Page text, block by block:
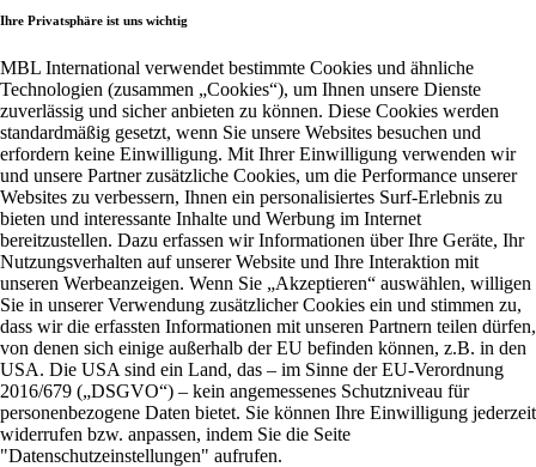
Ihre Privatsphäre ist uns wichtig
MBL International verwendet bestimmte Cookies und ähnliche
Technologien (zusammen „Cookies“), um Ihnen unsere Dienste
zuverlässig und sicher anbieten zu können. Diese Cookies werden
standardmäßig gesetzt, wenn Sie unsere Websites besuchen und
erfordern keine Einwilligung. Mit Ihrer Einwilligung verwenden wir
und unsere Partner zusätzliche Cookies, um die Performance unserer
Websites zu verbessern, Ihnen ein personalisiertes Surf-Erlebnis zu
bieten und interessante Inhalte und Werbung im Internet
bereitzustellen. Dazu erfassen wir Informationen über Ihre Geräte, Ihr
Nutzungsverhalten auf unserer Website und Ihre Interaktion mit
unseren Werbeanzeigen. Wenn Sie „Akzeptieren“ auswählen, willigen
Sie in unserer Verwendung zusätzlicher Cookies ein und stimmen zu,
dass wir die erfassten Informationen mit unseren Partnern teilen dürfen,
von denen sich einige außerhalb der EU befinden können, z.B. in den
USA. Die USA sind ein Land, das – im Sinne der EU-Verordnung
2016/679 („DSGVO“) – kein angemessenes Schutzniveau für
personenbezogene Daten bietet. Sie können Ihre Einwilligung jederzeit
widerrufen bzw. anpassen, indem Sie die Seite
"Datenschutzeinstellungen" aufrufen.